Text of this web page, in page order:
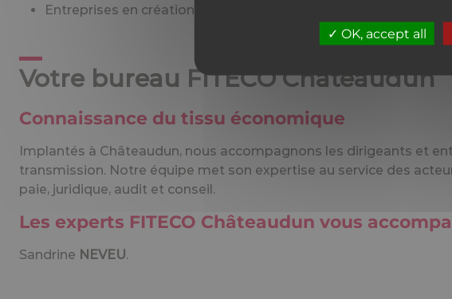
Entreprises en création ou reprise
Votre bureau FITECO Châteaudun
Connaissance du tissu économique
Implantés à Châteaudun, nous accompagnons les dirigeants et
transmission. Notre équipe met son expertise au service des
paie, juridique, audit et conseil.
Les experts FITECO Châteaudun vous
Sandrine NEVEU.
OK, accept all